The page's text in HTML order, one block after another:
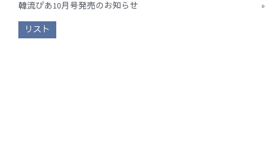
韓流ぴあ10月号発売のお知らせ
»
リスト